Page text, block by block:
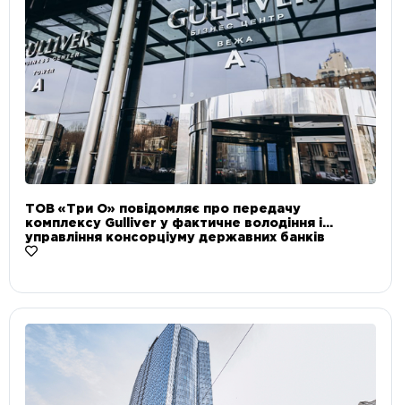
ТОВ «Три О» повідомляє про передачу
комплексу Gulliver у фактичне володіння і
управління консорціуму державних банків